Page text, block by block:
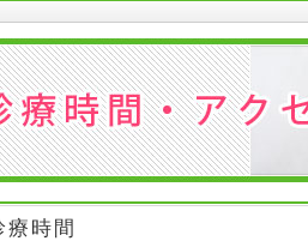
療時間